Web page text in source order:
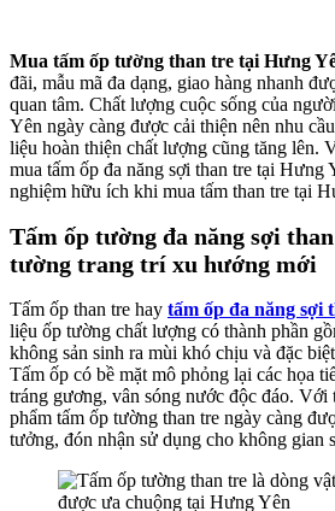
Mua tấm ốp tường than tre tại Hưng
đãi, mẫu mã đa dạng, giao hàng nhanh
quan tâm. Chất lượng cuộc sống của
Yên ngày càng được cải thiện nên nhu
liệu hoàn thiện chất lượng cũng tăng lên.
mua tấm ốp đa năng sợi than tre tại Hưng
nghiệm hữu ích khi mua tấm than tre tại
Tấm ốp tường đa năng sợi
tường trang trí xu hướng mới
Tấm ốp than tre hay tấm ốp đa năng sợi
liệu ốp tường chất lượng có thành phần
không sản sinh ra mùi khó chịu và đặc
Tấm ốp có bề mặt mô phỏng lại các họa
tráng gương, vân sóng nước độc đáo. Với
phẩm tấm ốp tường than tre ngày càng
tưởng, đón nhận sử dụng cho không gian